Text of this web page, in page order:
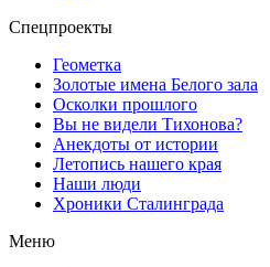
Спецпроекты
Геометка
Золотые имена Белого зала
Осколки прошлого
Вы не видели Тихонова?
Анекдоты от истории
Летопись нашего края
Наши люди
Хроники Сталинграда
Меню